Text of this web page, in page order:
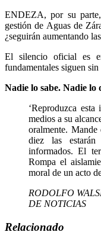
ENDEZA, por su
gestión de Aguas de
¿seguirán aumentando
El silencio oficial es
fundamentales siguen sin
Nadie lo sabe. Nadie
‘Reproduzca
medios a su
oralmente. Mande
diez las estarán
informados. El
Rompa el
moral de un acto
RODOLFO
DE NOTICIAS
Relacionado